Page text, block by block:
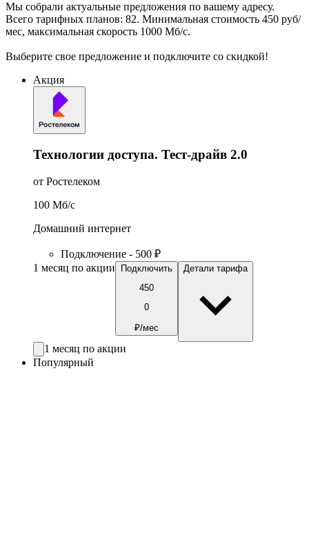
Мы собрали актуальные предложения по вашему адресу.
Всего тарифных планов: 82. Минимальная стоимость 450 руб/
мес, максимальная скорость 1000 Мб/с.
Выберите свое предложение и подключите со скидкой!
Акция
Технологии доступа. Тест-драйв 2.0
от Ростелеком
100 Мб/c
Домашний интернет
Подключение - 500 ₽
1 месяц по акции
Подключить
450
0
₽/мес
Детали тарифа
1 месяц по акции
Популярный